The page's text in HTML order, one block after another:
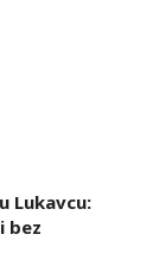
Lukavcu:
bez